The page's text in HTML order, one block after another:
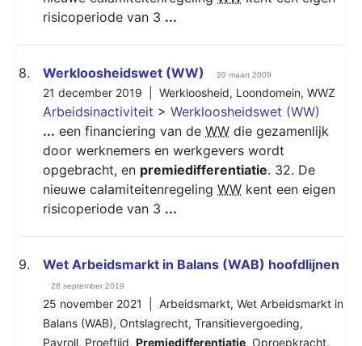
risicoperiode van 3 ...
8. Werkloosheidswet (WW) 20 maart 2009
21 december 2019 | Werkloosheid, Loondomein, WWZ
Arbeidsinactiviteit > Werkloosheidswet (WW)
... een financiering van de WW die gezamenlijk
door werknemers en werkgevers wordt
opgebracht, en premiedifferentiatie. 32. De
nieuwe calamiteitenregeling WW kent een eigen
risicoperiode van 3 ...
9. Wet Arbeidsmarkt in Balans (WAB) hoofdlijnen
28 september 2019
25 november 2021 | Arbeidsmarkt, Wet Arbeidsmarkt in
Balans (WAB), Ontslagrecht, Transitievergoeding,
Payroll, Proeftijd, Premiedifferentiatie, Oproepkracht,